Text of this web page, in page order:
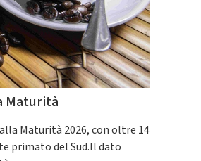
Maturità
Maturità 2026, con oltre 14
primato del Sud.Il dato